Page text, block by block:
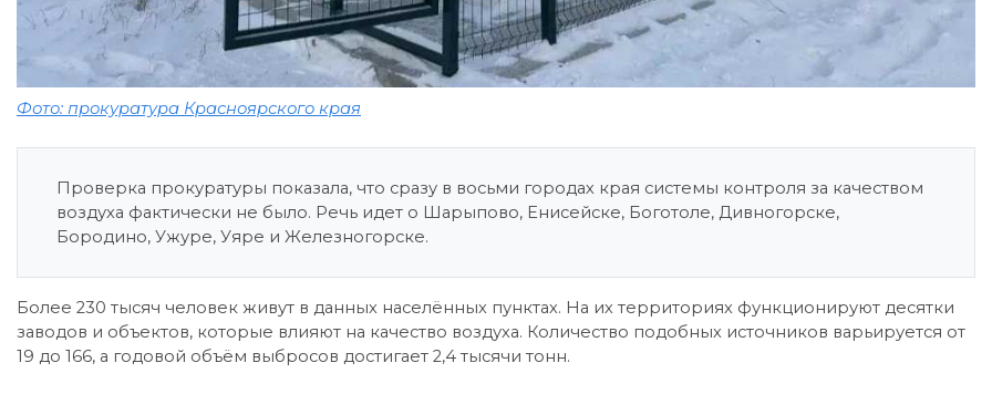
Фото: прокуратура Красноярского края
Проверка прокуратуры показала, что сразу в восьми городах края системы контроля за качеством
воздуха фактически не было. Речь идет о Шарыпово, Енисейске, Боготоле, Дивногорске,
Бородино, Ужуре, Уяре и Железногорске.
Более 230 тысяч человек живут в данных населённых пунктах. На их территориях функционируют десятки
заводов и объектов, которые влияют на качество воздуха. Количество подобных источников варьируется от
19 до 166, а годовой объём выбросов достигает 2,4 тысячи тонн.